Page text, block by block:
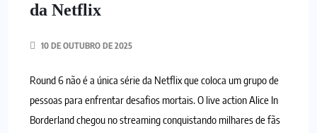
da Netflix
10 DE OUTUBRO DE 2025
Round 6 não é a única série da Netflix que coloca um grupo de
pessoas para enfrentar desafios mortais. O live action Alice In
Borderland chegou no streaming conquistando milhares de fãs